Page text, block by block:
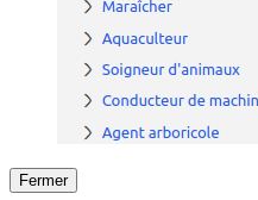
Fermer